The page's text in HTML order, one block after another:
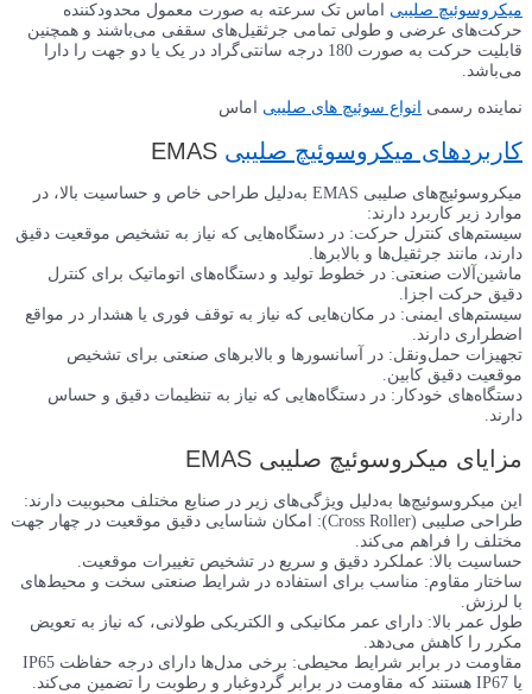
میکروسوئیچ صلیبی اماس تک سرعته به صورت معمول محدودکننده
حرکت‌های عرضی و طولی تمامی جرثقیل‌های سقفی می‌باشند و همچنین
قابلیت حرکت به صورت 180 درجه سانتی‌گراد در یک یا دو جهت را دارا
می‌باشد.
نماینده رسمی انواع سوئیچ های صلیبی اماس
کاربردهای میکروسوئیچ صلیبی
میکروسوئیچ‌های صلیبی EMAS به‌دلیل طراحی خاص و حساسیت بالا، در
موارد زیر کاربرد دارند:
سیستم‌های کنترل حرکت: در دستگاه‌هایی که نیاز به تشخیص موقعیت دقیق
دارند، مانند جرثقیل‌ها و بالابرها.
ماشین‌آلات صنعتی: در خطوط تولید و دستگاه‌های اتوماتیک برای کنترل
دقیق حرکت اجزا.
سیستم‌های ایمنی: در مکان‌هایی که نیاز به توقف فوری یا هشدار در مواقع
اضطراری دارند.
تجهیزات حمل‌ونقل: در آسانسورها و بالابرهای صنعتی برای تشخیص
موقعیت دقیق کابین.
دستگاه‌های خودکار: در دستگاه‌هایی که نیاز به تنظیمات دقیق و حساس
دارند.
مزایای میکروسوئیچ صلیبی EMAS
این میکروسوئیچ‌ها به‌دلیل ویژگی‌های زیر در صنایع مختلف محبوبیت دارند:
طراحی صلیبی (Cross Roller): امکان شناسایی دقیق موقعیت در چهار جهت
مختلف را فراهم می‌کند.
حساسیت بالا: عملکرد دقیق و سریع در تشخیص تغییرات موقعیت.
ساختار مقاوم: مناسب برای استفاده در شرایط صنعتی سخت و محیط‌های
با لرزش.
طول عمر بالا: دارای عمر مکانیکی و الکتریکی طولانی، که نیاز به تعویض
مکرر را کاهش می‌دهد.
مقاومت در برابر شرایط محیطی: برخی مدل‌ها دارای درجه حفاظت IP65
یا IP67 هستند که مقاومت در برابر گردوغبار و رطوبت را تضمین می‌کند.